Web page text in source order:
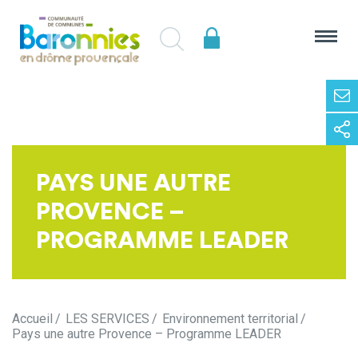
PAYS UNE AUTRE
PROVENCE –
PROGRAMME LEADER
Accueil LES SERVICES
Environnement territorial
Pays une autre Provence – Programme LEADER